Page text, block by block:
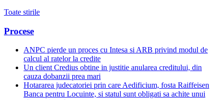
Toate stirile
Procese
ANPC pierde un proces cu Intesa si ARB privind modul de
calcul al ratelor la credite
Un client Credius obtine in justitie anularea creditului, din
cauza dobanzii prea mari
Hotararea judecatoriei prin care Aedificium, fosta Raiffeisen
Banca pentru Locuinte, si statul sunt obligati sa achite unui